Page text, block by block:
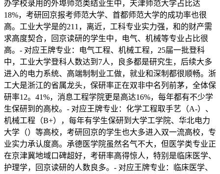
办学校录用的外埠师范类结业生中，天津师范大学占比达
18%，考研回京报考师范大学、首都师范大学的成功率也很
高。工业大学是的211，离近，工科专业实力强，和的财产需
求高度契合，回京读研的学生中，电气、机械等专业占比很
高。- 对应王牌专业：电气工程、机械工程，25届一批登科
中，工业大学登科人数达到7人，良多都是研究生，后续大多
进入的电力系统、高端制制业工做，就业和深制都很顺畅。浙
工大是浙江的省属龙头，保研率正在双非中名列前茅，全体保
研率12。41%，消息工程学院更是高达16%，每年都有不少学
生保研到的高校。- 对应王牌专业：化学工程取手艺（A-）、
机械工程（B+），每年有学生保研到大学工学院、华北电力
大学（）等高校，考研回京的学生也大多进入双一流高校，专
业实力承认度高。承德医学院虽然名气不大，但医学类专业正
在京津冀地域口碑超好，考研率高得惊人，特别是临床医学、
护理学，回京读研的人数良多。- 对应王牌专业：临床医学、